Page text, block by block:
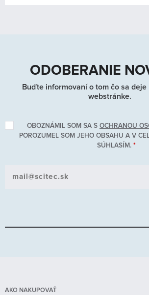
ODOBERANIE
Buďte informovaní o tom čo sa deje
webstránke.
OBOZNÁMIL SOM SA S OCHRANOU
POROZUMEL SOM JEHO OBSAHU A V
SÚHLASÍM. *
AKO NAKUPOVAŤ